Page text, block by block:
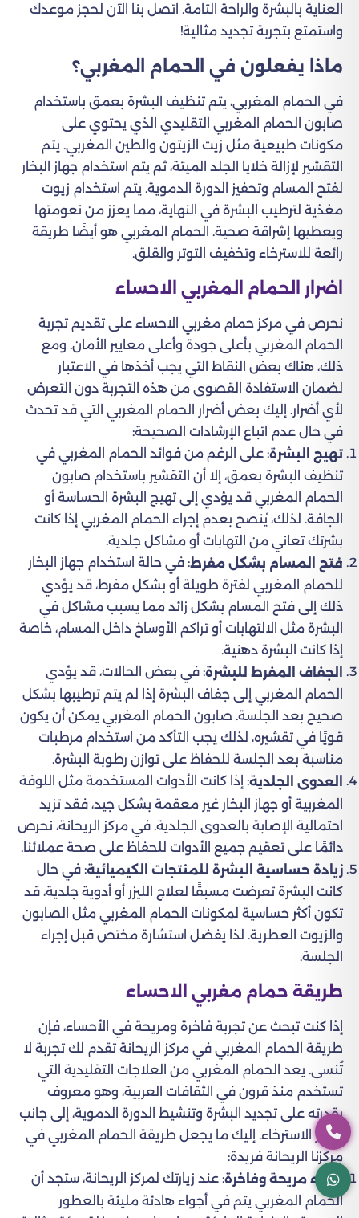
العناية بالبشرة والراحة التامة. اتصل بنا الآن لحجز موعدك
واستمتع بتجربة تجديد مثالية!
ماذا يفعلون في الحمام المغربي؟
في الحمام المغربي، يتم تنظيف البشرة بعمق باستخدام
صابون الحمام المغربي التقليدي الذي يحتوي على
مكونات طبيعية مثل زيت الزيتون والطين المغربي. يتم
التقشير لإزالة خلايا الجلد الميتة، ثم يتم استخدام جهاز البخار
لفتح المسام وتحفيز الدورة الدموية. يتم استخدام زيوت
مغذية لترطيب البشرة في النهاية، مما يعزز من نعومتها
ويعطيها إشراقة صحية. الحمام المغربي هو أيضًا طريقة
رائعة للاسترخاء وتخفيف التوتر والقلق.
اضرار الحمام المغربي الاحساء
نحرص في مركز حمام مغربي الاحساء على تقديم تجربة
الحمام المغربي بأعلى جودة وأعلى معايير الأمان. ومع
ذلك، هناك بعض النقاط التي يجب أخذها في الاعتبار
لضمان الاستفادة القصوى من هذه التجربة دون التعرض
لأي أضرار. إليك بعض أضرار الحمام المغربي التي قد تحدث
في حال عدم اتباع الإرشادات الصحيحة:
تهيج البشرة: على الرغم من فوائد الحمام المغربي في
تنظيف البشرة بعمق، إلا أن التقشير باستخدام صابون
الحمام المغربي قد يؤدي إلى تهيج البشرة الحساسة أو
الجافة. لذلك، يُنصح بعدم إجراء الحمام المغربي إذا كانت
بشرتك تعاني من التهابات أو مشاكل جلدية.
فتح المسام بشكل مفرط: في حالة استخدام جهاز البخار
للحمام المغربي لفترة طويلة أو بشكل مفرط، قد يؤدي
ذلك إلى فتح المسام بشكل زائد مما يسبب مشاكل في
البشرة مثل الالتهابات أو تراكم الأوساخ داخل المسام، خاصة
إذا كانت البشرة دهنية.
الجفاف المفرط للبشرة: في بعض الحالات، قد يؤدي
الحمام المغربي إلى جفاف البشرة إذا لم يتم ترطيبها بشكل
صحيح بعد الجلسة. صابون الحمام المغربي يمكن أن يكون
قويًا في تقشيره، لذلك يجب التأكد من استخدام مرطبات
مناسبة بعد الجلسة للحفاظ على توازن رطوبة البشرة.
العدوى الجلدية: إذا كانت الأدوات المستخدمة مثل اللوفة
المغربية أو جهاز البخار غير معقمة بشكل جيد، فقد تزيد
احتمالية الإصابة بالعدوى الجلدية. في مركز الريحانة، نحرص
دائمًا على تعقيم جميع الأدوات للحفاظ على صحة عملائنا.
زيادة حساسية البشرة للمنتجات الكيميائية: في حال
كانت البشرة تعرضت مسبقًا لعلاج الليزر أو أدوية جلدية، قد
تكون أكثر حساسية لمكونات الحمام المغربي مثل الصابون
والزيوت العطرية. لذا يفضل استشارة مختص قبل إجراء
الجلسة.
طريقة حمام مغربي الاحساء
إذا كنت تبحث عن تجربة فاخرة ومريحة في الأحساء، فإن
طريقة الحمام المغربي في مركز الريحانة تقدم لك تجربة لا
تُنسى. يعد الحمام المغربي من العلاجات التقليدية التي
تستخدم منذ قرون في الثقافات العربية، وهو معروف
بقدرته على تجديد البشرة وتنشيط الدورة الدموية، إلى جانب
تعزيز الاسترخاء. إليك ما يجعل طريقة الحمام المغربي في
مركزنا الريحانة فريدة:
أجواء مريحة وفاخرة: عند زيارتك لمركز الريحانة، ستجد أن
الحمام المغربي يتم في أجواء هادئة مليئة بالعطور